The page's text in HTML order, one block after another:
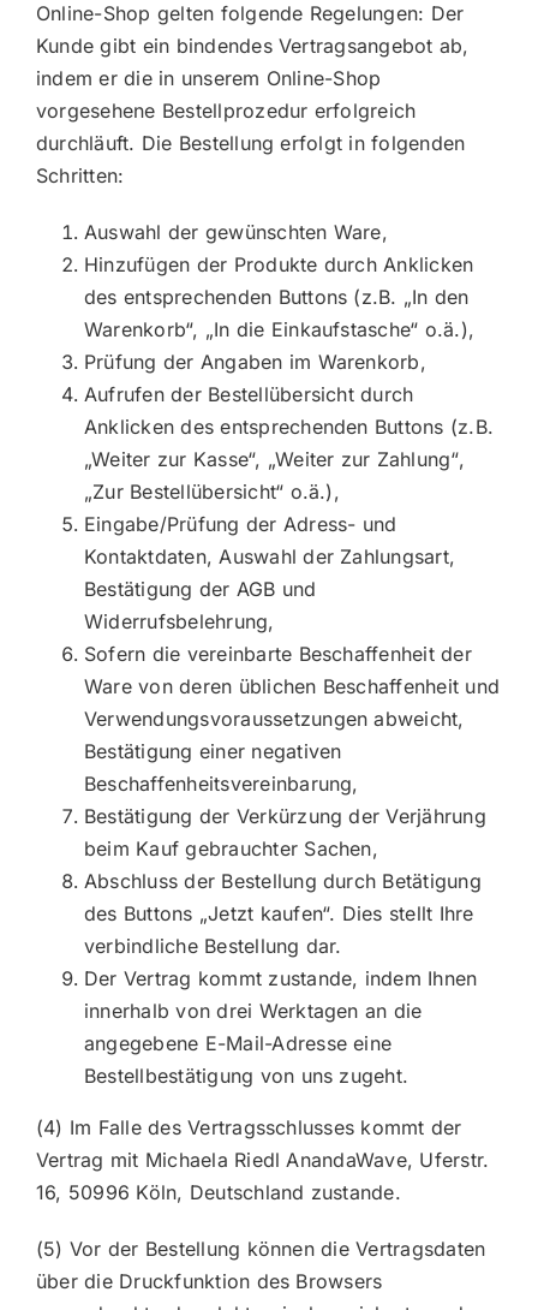
Online-Shop gelten folgende Regelungen: Der
Kunde gibt ein bindendes Vertragsangebot ab,
indem er die in unserem Online-Shop
vorgesehene Bestellprozedur erfolgreich
durchläuft. Die Bestellung erfolgt in folgenden
Schritten:
Auswahl der gewünschten Ware,
Hinzufügen der Produkte durch Anklicken
des entsprechenden Buttons (z.B. „In den
Warenkorb“, „In die Einkaufstasche“ o.ä.),
Prüfung der Angaben im Warenkorb,
Aufrufen der Bestellübersicht durch
Anklicken des entsprechenden Buttons (z.B.
„Weiter zur Kasse“, „Weiter zur Zahlung“,
„Zur Bestellübersicht“ o.ä.),
Eingabe/Prüfung der Adress- und
Kontaktdaten, Auswahl der Zahlungsart,
Bestätigung der AGB und
Widerrufsbelehrung,
Sofern die vereinbarte Beschaffenheit der
Ware von deren üblichen Beschaffenheit und
Verwendungsvoraussetzungen abweicht,
Bestätigung einer negativen
Beschaffenheitsvereinbarung,
Bestätigung der Verkürzung der Verjährung
beim Kauf gebrauchter Sachen,
Abschluss der Bestellung durch Betätigung
des Buttons „Jetzt kaufen“. Dies stellt Ihre
verbindliche Bestellung dar.
Der Vertrag kommt zustande, indem Ihnen
innerhalb von drei Werktagen an die
angegebene E-Mail-Adresse eine
Bestellbestätigung von uns zugeht.
(4) Im Falle des Vertragsschlusses kommt der
Vertrag mit Michaela Riedl AnandaWave, Uferstr.
16, 50996 Köln, Deutschland zustande.
(5) Vor der Bestellung können die Vertragsdaten
über die Druckfunktion des Browsers